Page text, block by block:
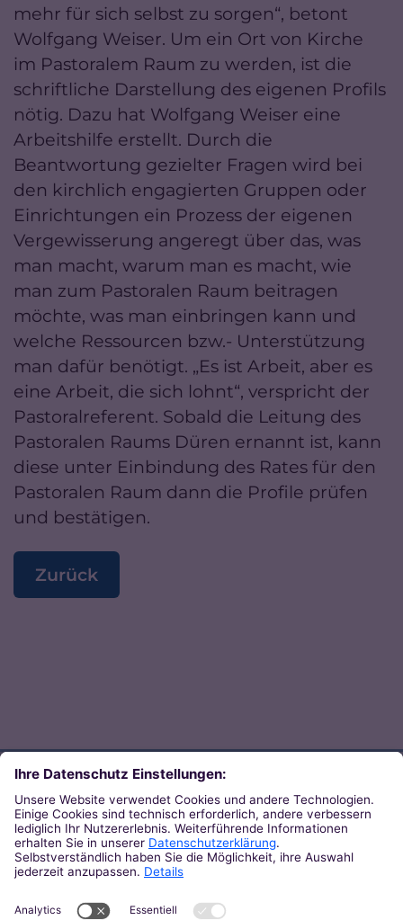
mehr für sich selbst zu sorgen“, betont
Wolfgang Weiser. Um ein Ort von Kirche
im Pastoralem Raum zu werden, ist die
schriftliche Darstellung des eigenen Profils
nötig. Dazu hat Wolfgang Weiser eine
Arbeitshilfe erstellt. Durch die
Beantwortung gezielter Fragen wird bei
den kirchlich engagierten Gruppen oder
Einrichtungen ein Prozess der eigenen
Vergewisserung angeregt über das, was
man macht, warum man es macht, wie
man zum Pastoralen Raum beitragen
möchte, was man einbringen kann und
welche Ressourcen bzw.- Unterstützung
man dafür benötigt. „Es ist Arbeit, aber es
eine Arbeit, die sich lohnt“, verspricht der
Pastoralreferent. Sobald die Leitung des
Pastoralen Raums Düren ernannt ist, kann
diese unter Einbindung des Rates für den
Pastoralen Raum dann die Profile prüfen
und bestätigen.
Zurück
Direkt zum Thema
Zu den Orten von Kirche
Zu den Pastoralen Räumen
Weiterführende Links